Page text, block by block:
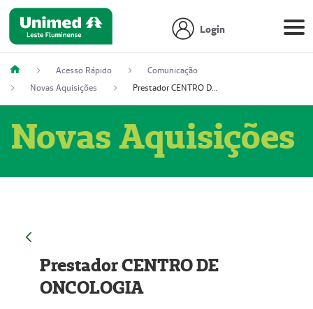
Login
Acesso Rápido
Comunicação
Novas Aquisições
Prestador CENTRO DE ONCOLOGIA
Novas Aquisições
Prestador CENTRO DE
ONCOLOGIA